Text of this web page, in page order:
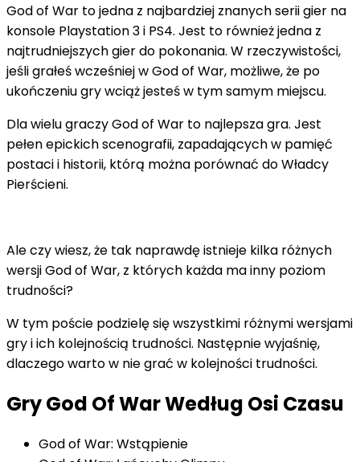
God of War to jedna z najbardziej znanych serii gier na
konsole Playstation 3 i PS4. Jest to również jedna z
najtrudniejszych gier do pokonania. W rzeczywistości,
jeśli grałeś wcześniej w God of War, możliwe, że po
ukończeniu gry wciąż jesteś w tym samym miejscu.
Dla wielu graczy God of War to najlepsza gra. Jest
pełen epickich scenografii, zapadających w pamięć
postaci i historii, którą można porównać do Władcy
Pierścieni.
Ale czy wiesz, że tak naprawdę istnieje kilka różnych
wersji God of War, z których każda ma inny poziom
trudności?
W tym poście podzielę się wszystkimi różnymi wersjami
gry i ich kolejnością trudności. Następnie wyjaśnię,
dlaczego warto w nie grać w kolejności trudności.
Gry God Of War Według Osi Czasu
God of War: Wstąpienie